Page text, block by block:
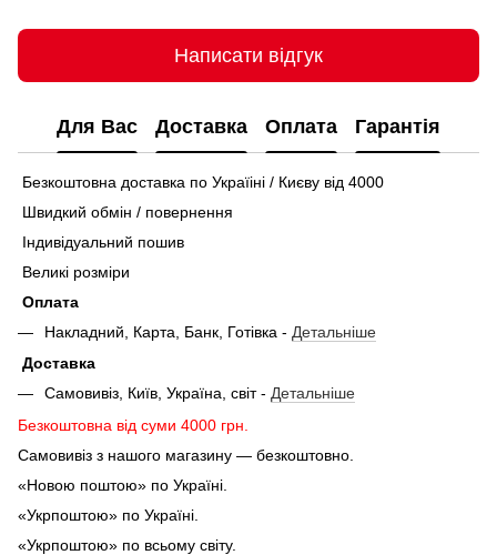
Написати відгук
Для Вас Доставка Оплата Гарантія
Безкоштовна доставка по Україіні / Києву від 4000
Швидкий обмін / повернення
Індивідуальний пошив
Великі розміри
Оплата
Накладний, Карта, Банк, Готівка - Детальніше
Доставка
Самовивіз, Київ, Україна, світ - Детальніше
Безкоштовна від суми 4000 грн.
Самовивіз з нашого магазину — безкоштовно.
«Новою поштою» по Україні.
«Укрпоштою» по Україні.
«Укрпоштою» по всьому світу.